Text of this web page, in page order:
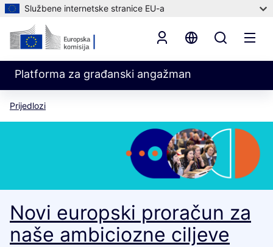
Službene internetske stranice EU-a
Platforma za građanski angažman
Prijedlozi
Novi europski proračun za
naše ambiciozne ciljeve